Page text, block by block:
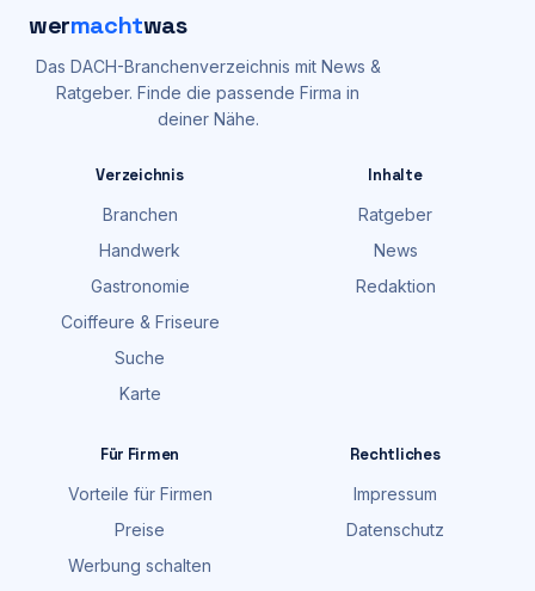
wermachtwas
Das DACH-Branchenverzeichnis mit News &
Ratgeber. Finde die passende Firma in
deiner Nähe.
Verzeichnis
Branchen
Handwerk
Gastronomie
Coiffeure & Friseure
Suche
Karte
Inhalte
Ratgeber
News
Redaktion
Für Firmen
Vorteile für Firmen
Preise
Werbung schalten
Rechtliches
Impressum
Datenschutz